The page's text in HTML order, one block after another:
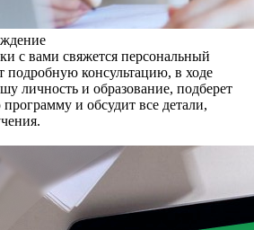
с вами свяжется персональный
подробную консультацию, в ходе
личность и образование, подберет
и обсудит все детали,